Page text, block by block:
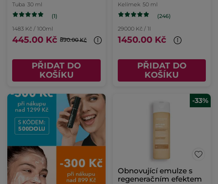
Tuba 30 ml
(1)
1483 Kč / 100ml
445.00 Kč 890.00 Kč
PŘIDAT DO
KOŠÍKU
Kelímek 50 ml
(246)
29000 Kč / 1l
1450.00 Kč
PŘIDAT DO
KOŠÍKU
-33%
Obnovující emulze s
regeneračním efektem